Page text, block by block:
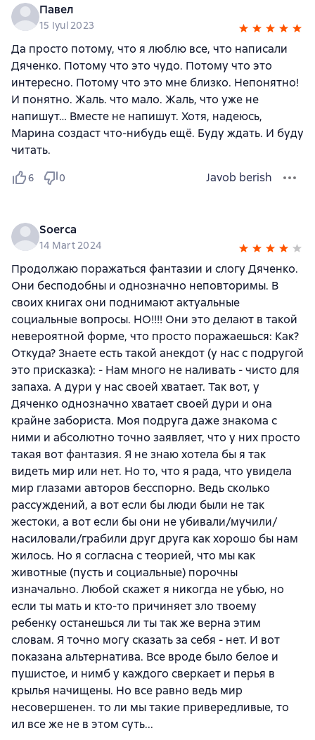
Павел
15 Iyul 2023
Да просто потому, что я люблю все, что написали
Дяченко. Потому что это чудо. Потому что это
интересно. Потому что это мне близко. Непонятно!
И понятно. Жаль. что мало. Жаль, что уже не
напишут… Вместе не напишут. Хотя, надеюсь,
Марина создаст что-нибудь ещё. Буду ждать. И буду
читать.
6 0 Javob berish
Soerca
14 Mart 2024
Продолжаю поражаться фантазии и слогу Дяченко.
Они бесподобны и однозначно неповторимы. В
своих книгах они поднимают актуальные
социальные вопросы. НО!!!! Они это делают в такой
невероятной форме, что просто поражаешься: Как?
Откуда? Знаете есть такой анекдот (у нас с подругой
это присказка): - Нам много не наливать - чисто для
запаха. А дури у нас своей хватает. Так вот, у
Дяченко однозначно хватает своей дури и она
крайне забориста. Моя подруга даже знакома с
ними и абсолютно точно заявляет, что у них просто
такая вот фантазия. Я не знаю хотела бы я так
видеть мир или нет. Но то, что я рада, что увидела
мир глазами авторов бесспорно. Ведь сколько
рассуждений, а вот если бы люди были не так
жестоки, а вот если бы они не убивали/мучили/
насиловали/грабили друг друга как хорошо бы нам
жилось. Но я согласна с теорией, что мы как
животные (пусть и социальные) порочны
изначально. Любой скажет я никогда не убью, но
если ты мать и кто-то причиняет зло твоему
ребенку останешься ли ты так же верна этим
словам. Я точно могу сказать за себя - нет. И вот
показана альтернатива. Все вроде было белое и
пушистое, и нимб у каждого сверкает и перья в
крылья начищены. Но все равно ведь мир
несовершенен. то ли мы такие привередливые, то
ил все же не в этом суть...